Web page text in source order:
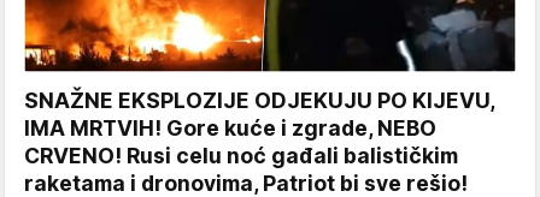
SNAŽNE EKSPLOZIJE ODJEKUJU PO KIJEVU,
IMA MRTVIH! Gore kuće i zgrade, NEBO
CRVENO! Rusi celu noć gađali balističkim
raketama i dronovima, Patriot bi sve rešio!